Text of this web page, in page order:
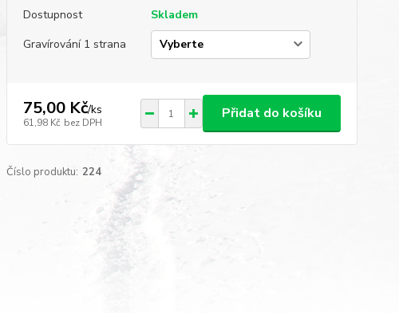
Dostupnost
Skladem
Gravírování 1 strana
75,00 Kč/ks
61,98 Kč bez DPH
Přidat do košíku
Číslo produktu: 224